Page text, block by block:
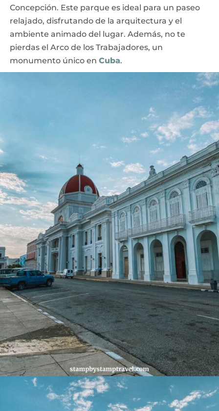
Concepción. Este parque es ideal para un paseo
relajado, disfrutando de la arquitectura y el
ambiente animado del lugar. Además, no te
pierdas el Arco de los Trabajadores, un
monumento único en Cuba.